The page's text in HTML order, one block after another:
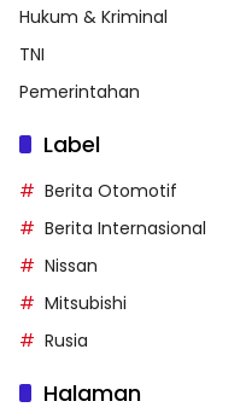
Hukum & Kriminal
TNI
Pemerintahan
Label
Berita Otomotif
Berita Internasional
Nissan
Mitsubishi
Rusia
Halaman